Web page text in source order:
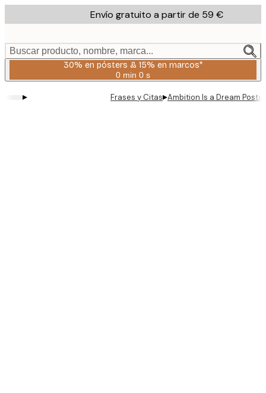
to
content.
Envío gratuito a partir de 59 €
Buscar producto, nombre, marca...
30% en pósters & 15% en marcos*
0 min 0 s
Válido
2026-
▸ Frases y Citas▸Ambition Is a Dream Poster